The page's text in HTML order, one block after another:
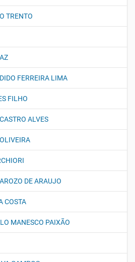
TRENTO
FERREIRA LIMA
FILHO
ALVES
DE ARAUJO
COSTA
MANESCO PAIXÃO